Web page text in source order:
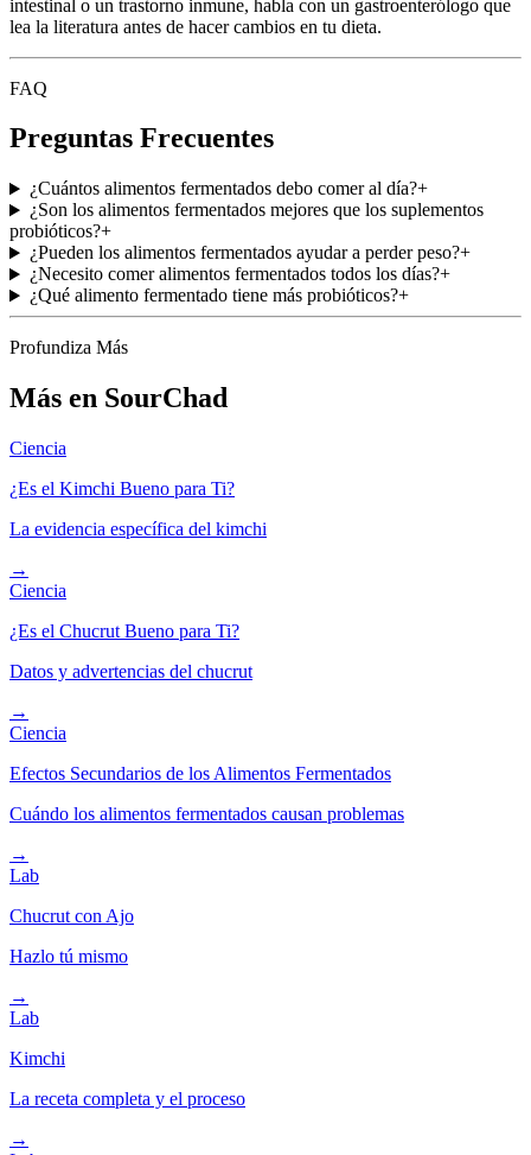
intestinal o un trastorno inmune, habla con un gastroenterólogo que
lea la literatura antes de hacer cambios en tu dieta.
FAQ
Preguntas Frecuentes
¿Cuántos alimentos fermentados debo comer al día?+
¿Son los alimentos fermentados mejores que los suplementos
probióticos?+
¿Pueden los alimentos fermentados ayudar a perder peso?+
¿Necesito comer alimentos fermentados todos los días?+
¿Qué alimento fermentado tiene más probióticos?+
Profundiza Más
Más en SourChad
Ciencia
¿Es el Kimchi Bueno para Ti?
La evidencia específica del kimchi
→
Ciencia
¿Es el Chucrut Bueno para Ti?
Datos y advertencias del chucrut
→
Ciencia
Efectos Secundarios de los Alimentos Fermentados
Cuándo los alimentos fermentados causan problemas
→
Lab
Chucrut con Ajo
Hazlo tú mismo
→
Lab
Kimchi
La receta completa y el proceso
→